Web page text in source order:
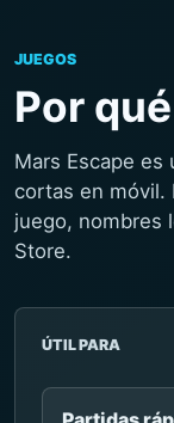
JUEGOS
Por
Mars Escape es
cortas en móvil.
juego, nombres
Store.
ÚTIL PARA